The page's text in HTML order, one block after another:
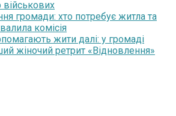
військових
громади: хто потребує житла та
комісія
жити далі: у громаді
жіночий ретрит «Відновлення»